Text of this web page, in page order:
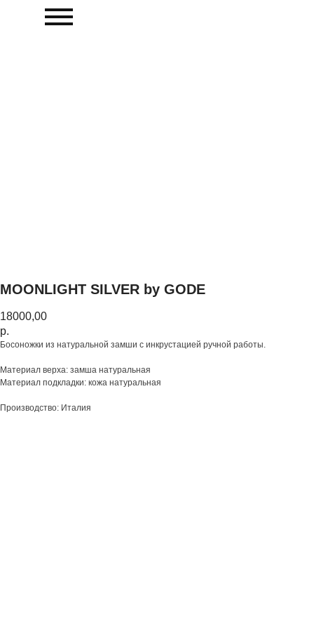
MOONLIGHT SILVER by GODE
18000,00
р.
Босоножки из натуральной замши с инкрустацией ручной работы. ⠀
Материал верха: замша натуральная
Материал подкладки: кожа натуральная
Производство: Италия